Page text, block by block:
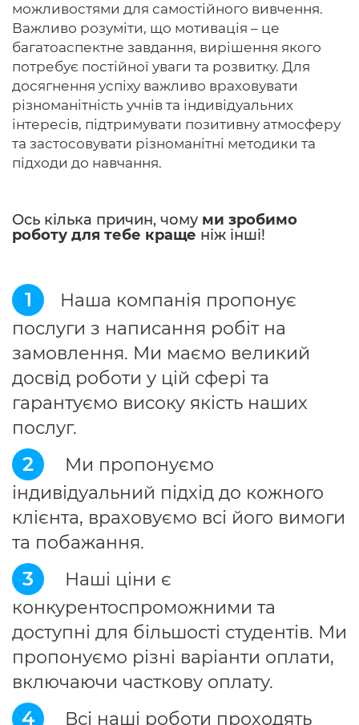
можливостями для самостійного вивчення.
Важливо розуміти, що мотивація – це
багатоаспектне завдання, вирішення якого
потребує постійної уваги та розвитку. Для
досягнення успіху важливо враховувати
різноманітність учнів та індивідуальних
інтересів, підтримувати позитивну атмосферу
та застосовувати різноманітні методики та
підходи до навчання.
Ось кілька причин, чому ми зробимо
роботу для тебе краще ніж інші!
1
Наша компанія пропонує
послуги з написання робіт на
замовлення. Ми маємо великий
досвід роботи у цій сфері та
гарантуємо високу якість наших
послуг.
2
Ми пропонуємо
індивідуальний підхід до кожного
клієнта, враховуємо всі його вимоги
та побажання.
3
Наші ціни є
конкурентоспроможними та
доступні для більшості студентів. Ми
пропонуємо різні варіанти оплати,
включаючи часткову оплату.
4 Всі наші роботи проходять